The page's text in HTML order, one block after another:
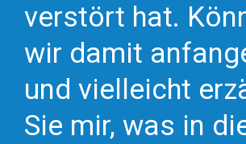
verstört hat.
wir damit
und vielleicht
Sie mir, was in